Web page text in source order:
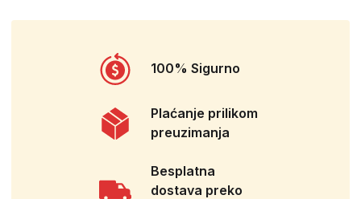
100% Sigurno
Plaćanje prilikom
preuzimanja
Besplatna
dostava preko